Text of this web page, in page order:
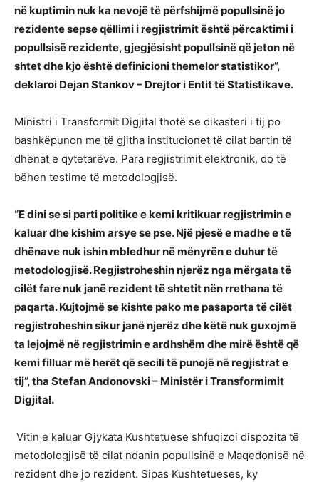
në kuptimin nuk ka nevojë të përfshijmë popullsinë jo
rezidente sepse qëllimi i regjistrimit është përcaktimi i
popullsisë rezidente, gjegjësisht popullsinë që jeton në
shtet dhe kjo është definicioni themelor statistikor”,
deklaroi Dejan Stankov – Drejtor i Entit të Statistikave.
Ministri i Transformit Digjital thotë se dikasteri i tij po
bashkëpunon me të gjitha institucionet të cilat bartin të
dhënat e qytetarëve. Para regjistrimit elektronik, do të
bëhen testime të metodologjisë.
“E dini se si parti politike e kemi kritikuar regjistrimin e
kaluar dhe kishim arsye se pse. Një pjesë e madhe e të
dhënave nuk ishin mbledhur në mënyrën e duhur të
metodologjisë. Regjistroheshin njerëz nga mërgata të
cilët fare nuk janë rezident të shtetit nën rrethana të
paqarta. Kujtojmë se kishte pako me pasaporta të cilët
regjistroheshin sikur janë njerëz dhe këtë nuk guxojmë
ta lejojmë në regjistrimin e ardhshëm dhe mirë është që
kemi filluar më herët që secili të punojë në regjistrat e
tij”, tha Stefan Andonovski – Ministër i Transformimit
Digjital.
Vitin e kaluar Gjykata Kushtetuese shfuqizoi dispozita të
metodologjisë të cilat ndanin popullsinë e Maqedonisë në
rezident dhe jo rezident. Sipas Kushtetueses, ky